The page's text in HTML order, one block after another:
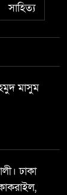
সাহিত্য
মাসুম
ঢাকা